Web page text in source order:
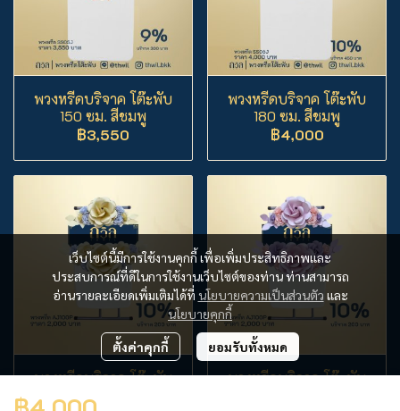
พวงหรีดบริจาค โต๊ะพับ
150 ซม. สีชมพู
฿3,550
พวงหรีดบริจาค โต๊ะพับ
180 ซม. สีชมพู
฿4,000
พวงหรีดบริจาค โต๊ะพับ
พวงหรีดบริจาค โต๊ะพับ
เว็บไซต์นี้มีการใช้งานคุกกี้ เพื่อเพิ่มประสิทธิภาพและ
ประสบการณ์ที่ดีในการใช้งานเว็บไซต์ของท่าน ท่านสามารถ
อ่านรายละเอียดเพิ่มเติมได้ที่ นโยบายความเป็นส่วนตัว และ
นโยบายคุกกี้
ตั้งค่าคุกกี้ ยอมรับทั้งหมด